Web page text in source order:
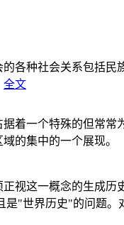
各种社会关系包括
全文
着一个特殊的但常
的集中的一个展现。
视这一概念的生成
"世界历史"的问题